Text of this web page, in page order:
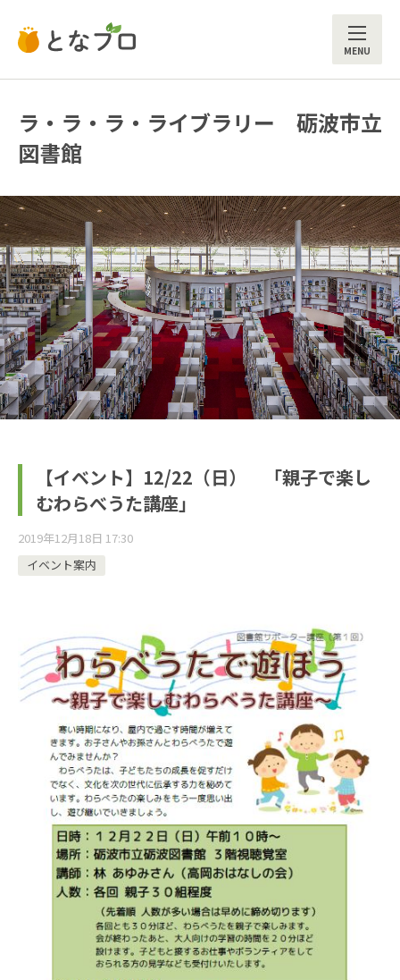
ラ・ラ・ラ・ライブラリー 砺波市立
図書館
【イベント】12/22（日） 「親子で楽し
むわらべうた講座」
2019年12月18日 17:30
イベント案内